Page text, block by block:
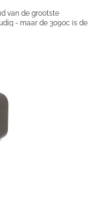
van de grootste
- maar de 3090c is de